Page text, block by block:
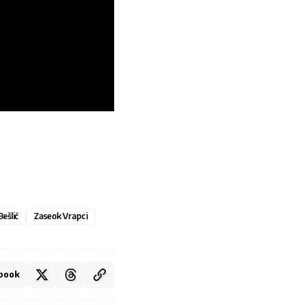
Zaseok Vrapci